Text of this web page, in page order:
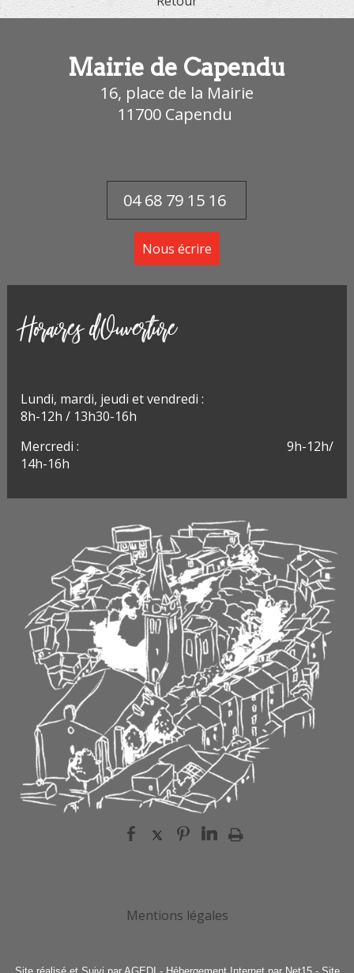
Mairie de Capendu
16, place de la Mairie
11700 Capendu
04 68 79 15 16
Nous écrire
Horaires d'Ouverture
Lundi, mardi, jeudi et vendredi :
8h-12h / 13h30-16h
Mercredi : 9h-12h/
14h-16h
Mentions légales